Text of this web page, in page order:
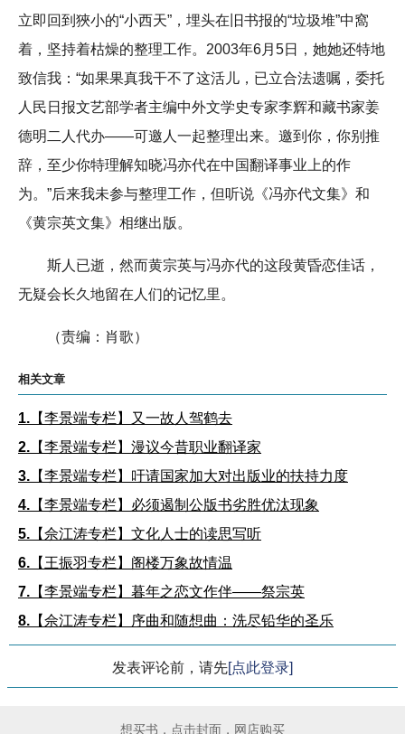
立即回到狹小的“小西天”，埋头在旧书报的“垃圾堆”中窩
着，坚持着枯燥的整理工作。2003年6月5日，她她还特地
致信我：“如果果真我干不了这活儿，已立合法遗嘱，委托
人民日报文艺部学者主编中外文学史专家李辉和藏书家姜
德明二人代办——可邀人一起整理出来。邀到你，你别推
辞，至少你特理解知晓冯亦代在中国翻译事业上的作
为。”后来我未参与整理工作，但听说《冯亦代文集》和
《黄宗英文集》相继出版。
斯人已逝，然而黄宗英与冯亦代的这段黄昏恋佳话，
无疑会长久地留在人们的记忆里。
（责编：肖歌）
相关文章
1. 【李景端专栏】又一故人驾鹤去
2. 【李景端专栏】漫议今昔职业翻译家
3. 【李景端专栏】吁请国家加大对出版业的扶持力度
4. 【李景端专栏】必须遏制公版书劣胜优汰现象
5. 【佘江涛专栏】文化人士的读思写听
6. 【王振羽专栏】阁楼万象故情温
7. 【李景端专栏】暮年之恋文作伴——祭宗英
8. 【佘江涛专栏】序曲和随想曲：洗尽铅华的圣乐
发表评论前，请先[点此登录]
想买书，点击封面，网店购买